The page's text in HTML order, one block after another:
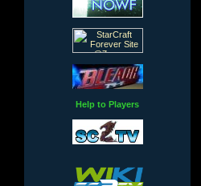
Help to Players